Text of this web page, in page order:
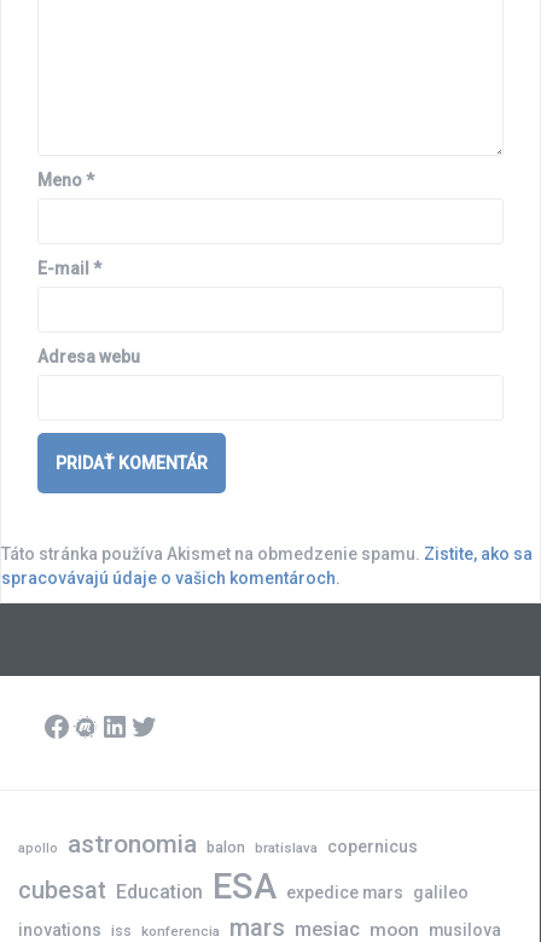
Meno*
E-mail *
Adresa webu
Táto stránka používa Akismet na obmedzenie spamu. Zistite, ako sa
spracovávajú údaje o vašich komentároch.
Facebook
Meetup
LinkedIn
Twitter
apollo astronomia balon bratislava copernicus
cubesat Education ESA expedice mars
galileo
inovations iss konferencia mars mesiac moon musilova